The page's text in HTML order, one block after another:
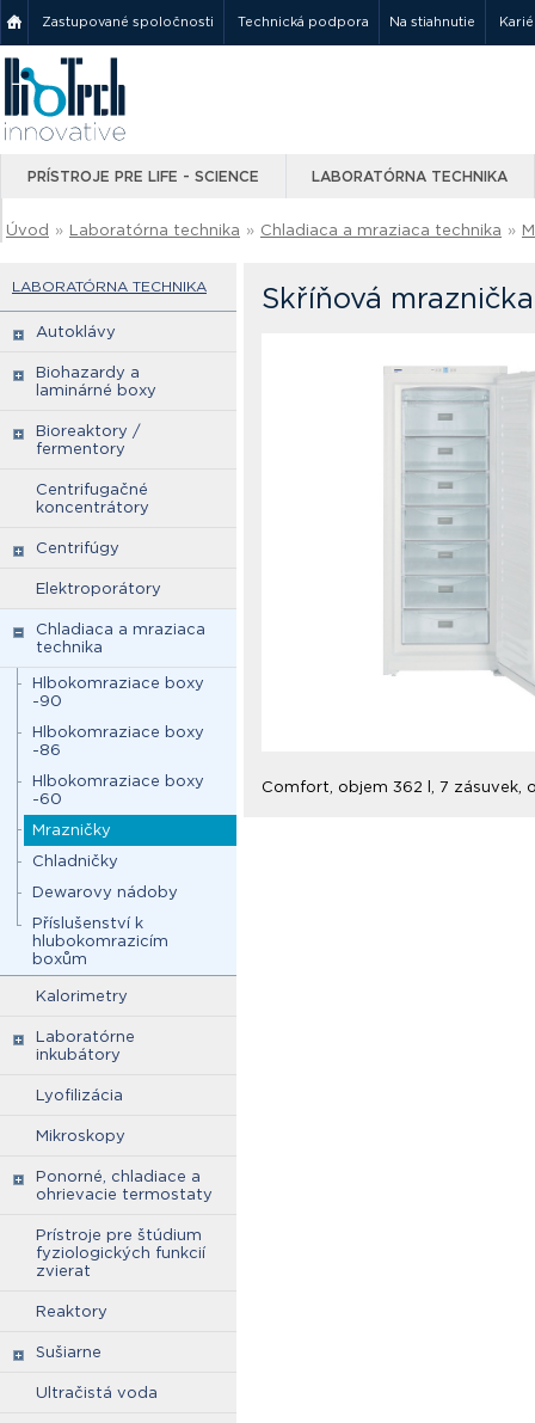
Zastupované spoločnosti Technická podpora Na stiahnutie
PRÍSTROJE PRE LIFE - SCIENCE LABORATÓRNA TECHNIKA
Úvod » Laboratórna technika » Chladiaca a mraziaca technika »
LABORATÓRNA TECHNIKA
Autoklávy
Biohazardy a
laminárné boxy
Bioreaktory /
fermentory
Centrifugačné
koncentrátory
Centrifúgy
Elektroporátory
Chladiaca a mraziaca
technika
Hlbokomraziace boxy
-90
Hlbokomraziace boxy
-86
Hlbokomraziace boxy
-60
Mrazničky
Chladničky
Dewarovy nádoby
Příslušenství k
hlubokomrazicím
boxům
Kalorimetry
Laboratórne
inkubátory
Lyofilizácia
Mikroskopy
Ponorné, chladiace a
ohrievacie termostaty
Prístroje pre štúdium
fyziologických funkcií
zvierat
Reaktory
Sušiarne
Ultračistá voda
Skříňová
Comfort, objem 362 l, 7 zásuvek,